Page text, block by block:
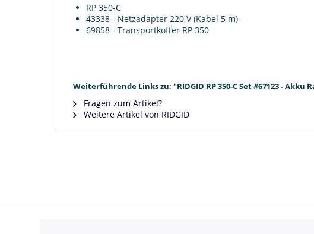
RP 350-C
43338 - Netzadapter 220 V (Kabel 5 m)
69858 - Transportkoffer RP 350
Weiterführende Links zu: "RIDGID RP 350-C Set #67123 - Akku
Fragen zum Artikel?
Weitere Artikel von RIDGID